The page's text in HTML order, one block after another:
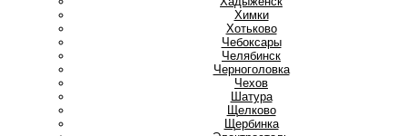
Химки
Хотьково
Чебоксары
Челябинск
Черноголовка
Чехов
Шатура
Щелково
Щербинка